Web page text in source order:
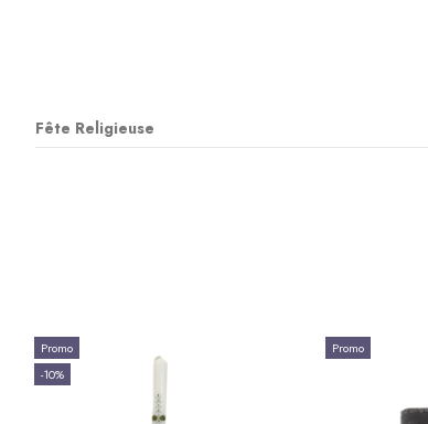
Fête Religieuse
Promo
-10%
Promo